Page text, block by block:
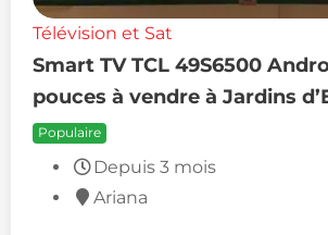
Télévision et Sat
Smart TV TCL 49S6500
pouces à vendre à Jardins
Populaire
Depuis 3 mois
Ariana